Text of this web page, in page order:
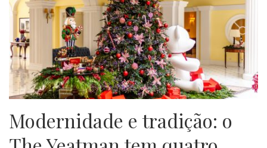
Modernidade e tradição: o